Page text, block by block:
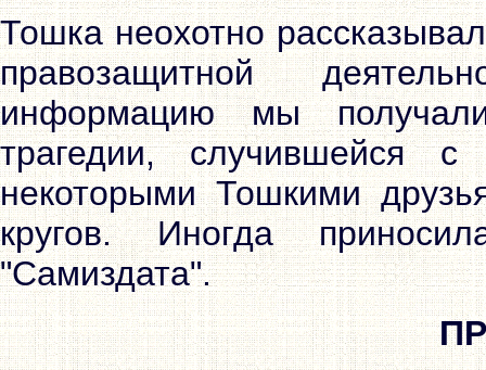
Тошка неохотно
правозащитной
информацию мы
трагедии, случившейся
некоторыми Тошкими
кругов. Иногда
"Самиздата".